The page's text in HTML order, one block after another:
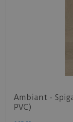
Ambiant -
PVC)